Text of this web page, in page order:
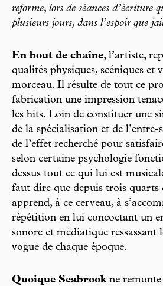
reforme, lors de séances d’écriture
plusieurs jours, dans l’espoir que
En bout de chaîne, l’artiste,
qualités physiques, scéniques et
morceau. Il résulte de tout ce
fabrication une impression
les hits. Loin de constituer une
de la spécialisation et de
de l’effet recherché pour
selon certaine psychologie
dessus tout ce qui lui est
faut dire que depuis trois quarts
apprend, à ce cerveau, à
répétition en lui concoctant un
sonore et médiatique ressassant
vogue de chaque époque.
Quoique Seabrook ne